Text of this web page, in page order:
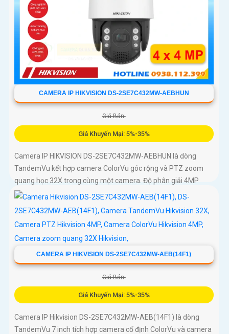
CAMERA IP HIKVISION DS-2SE7C432MW-AEBHUN
Giá Bán:
Giá Khuyến Mại: 5%-35%
Camera IP HIKVISION DS-2SE7C432MW-AEBHUN là dòng
TandemVu kết hợp camera ColorVu góc rộng và PTZ zoom
quang học 32X trong cùng một camera. Độ phân giải 4MP
hồng ngoại 200m chuẩn nén H
CAMERA IP HIKVISION DS-2SE7C432MW-AEB(14F1)
Giá Bán:
Giá Khuyến Mại: 5%-35%
Camera IP Hikvision DS-2SE7C432MW-AEB(14F1) là dòng
TandemVu 7 inch tích hợp camera cố định ColorVu và camera